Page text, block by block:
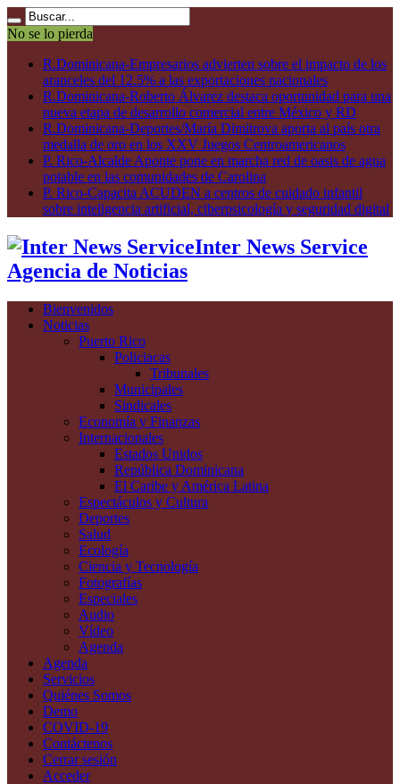
No se lo pierda
R.Dominicana-Empresarios advierten sobre el impacto de los
aranceles del 12.5% a las exportaciones nacionales
R.Dominicana-Roberto Álvarez destaca oportunidad para una
nueva etapa de desarrollo comercial entre México y RD
R.Dominicana-Deportes/María Dimitrova aporta al país otra
medalla de oro en los XXV Juegos Centroamericanos
P. Rico-Alcalde Aponte pone en marcha red de oasis de agua
potable en las comunidades de Carolina
P. Rico-Capacita ACUDEN a centros de cuidado infantil
sobre inteligencia artificial, ciberpsicología y seguridad digital
Inter News Service
Agencia de Noticias
Bienvenidos
Noticias
Puerto Rico
Policiacas
Tribunales
Municipales
Sindicales
Economía y Finanzas
Internacionales
Estados Unidos
República Dominicana
El Caribe y América Latina
Espectáculos y Cultura
Deportes
Salud
Ecología
Ciencia y Tecnología
Fotografías
Especiales
Audio
Vídeo
Agenda
Agenda
Servicios
Quiénes Somos
Demo
COVID-19
Contáctenos
Cerrar sesión
Acceder